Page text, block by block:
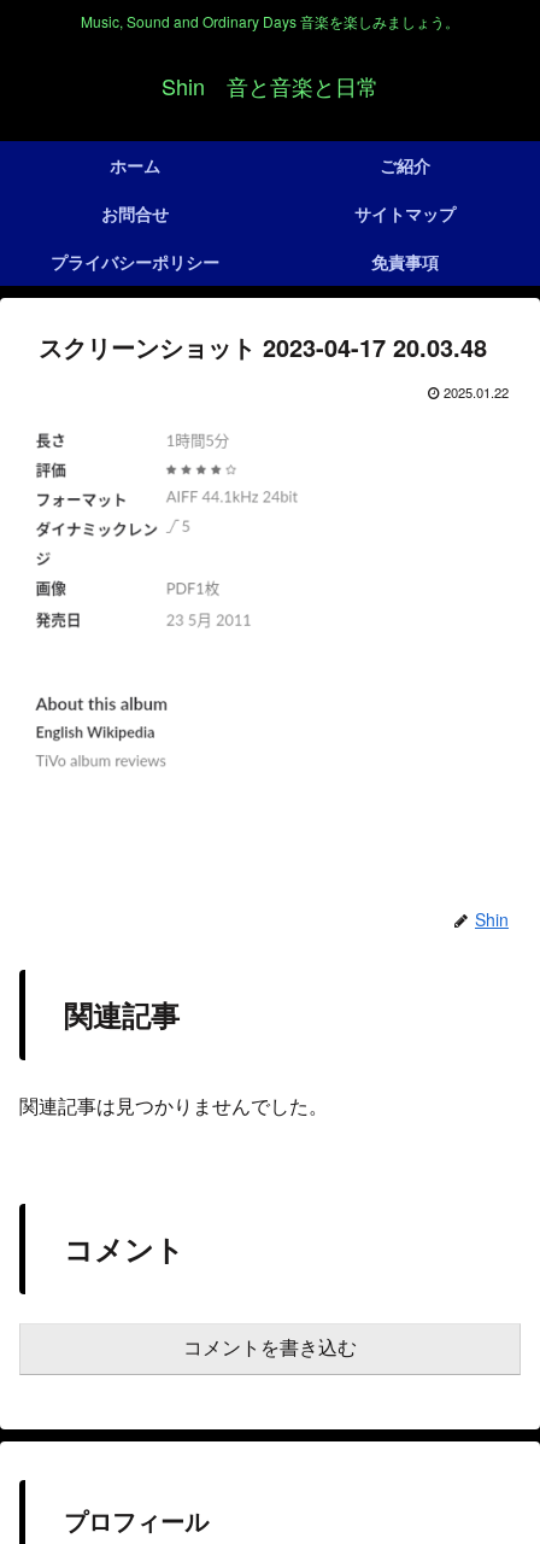
Music, Sound and Ordinary Days 音楽を楽しみましょう。
Shin 音と音楽と日常
ホーム
ご紹介
お問合せ
サイトマップ
プライバシーポリシー
免責事項
スクリーンショット 2023-04-17 20.03.48
2025.01.22
Shin
関連記事
関連記事は見つかりませんでした。
コメント
コメントを書き込む
プロフィール